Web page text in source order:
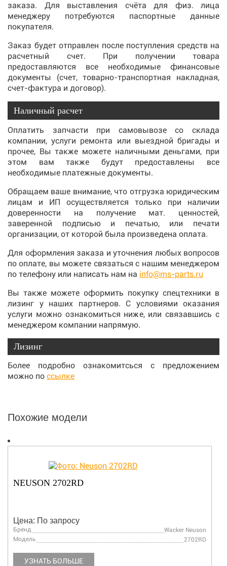
заказа. Для выставления счёта для физ. лица
менеджеру потребуются паспортные данные
покупателя.
Заказ будет отправлен после поступления средств на
расчетный счет. При получении товара
предоставляются все необходимые финансовые
документы (счет, товарно-транспортная накладная,
счет-фактура и договор).
Наличный расчет
Оплатить запчасти при самовывозе со склада
компании, услуги ремонта или выездной бригады и
прочее, Вы также можете наличными деньгами, при
этом вам также будут предоставлены все
необходимые платежные документы.
Обращаем ваше внимание, что отгрузка юридическим
лицам и ИП осуществляется только при наличии
доверенности на получение мат. ценностей,
заверенной подписью и печатью, или печати
организации, от которой была произведена оплата.
Для оформления заказа и уточнения любых вопросов
по оплате, вы можете связаться с нашим менеджером
по телефону или написать нам на info@ms-parts.ru
Вы также можете оформить покупку спецтехники в
лизинг у наших партнеров. С условиями оказания
услуги можно ознакомиться ниже, или связавшись с
менеджером компании напрямую.
Лизинг
Более подробно ознакомитсься с предложением
можно по ссылке
Похожие модели
NEUSON 2702RD
Цена: По запросу
Бренд
Wacker Neuson
Модель
2702RD
УЗНАТЬ БОЛЬШЕ